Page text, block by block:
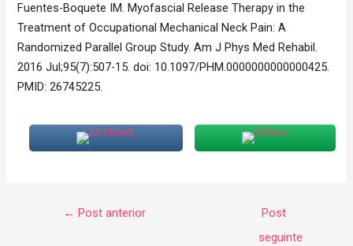
Fuentes-Boquete IM. Myofascial Release Therapy in the
Treatment of Occupational Mechanical Neck Pain: A
Randomized Parallel Group Study. Am J Phys Med Rehabil.
2016 Jul;95(7):507-15. doi: 10.1097/PHM.0000000000000425.
PMID: 26745225.
← Post anterior
Post
seguinte